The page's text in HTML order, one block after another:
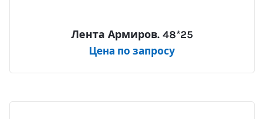
Лента Армиров. 48*25
Цена по запросу